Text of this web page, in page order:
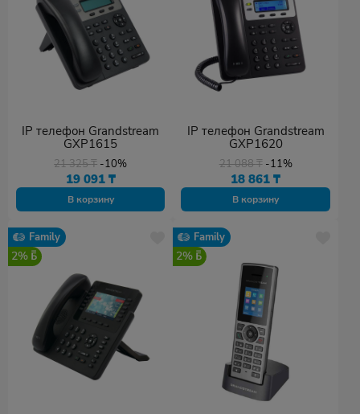
IP телефон Grandstream
GXP1615
21 325₸ -10%
19 091 ₸
В корзину
IP телефон Grandstream
GXP1620
21 088₸ -11%
18 861₸
В корзину
Family
2%
Family
2%